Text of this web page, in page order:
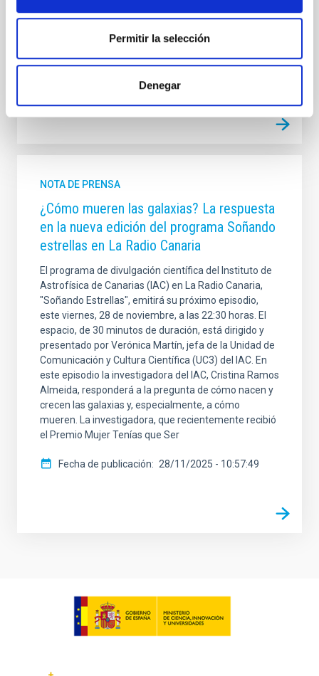
Permitir la selección
Denegar
vanguardia de esta tecnología. En el marco del
óptica adaptativa y participará en las
NOTA DE PRENSA
¿Cómo mueren las galaxias? La respuesta
en la nueva edición del programa Soñando
estrellas en La Radio Canaria
El programa de divulgación científica del Instituto de
Astrofísica de Canarias (IAC) en La Radio Canaria,
"Soñando Estrellas", emitirá su próximo episodio,
este viernes, 28 de noviembre, a las 22:30 horas. El
espacio, de 30 minutos de duración, está dirigido y
presentado por Verónica Martín, jefa de la Unidad de
Comunicación y Cultura Científica (UC3) del IAC. En
este episodio la investigadora del IAC, Cristina Ramos
Almeida, responderá a la pregunta de cómo nacen y
crecen las galaxias y, especialmente, a cómo
mueren. La investigadora, que recientemente recibió
el Premio Mujer Tenías que Ser
Fecha de publicación 28/11/2025 - 10:57:49